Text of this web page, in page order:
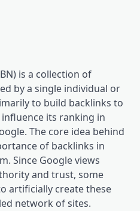
is a collection of
by a single individual or
to build backlinks to
its ranking in
The core idea behind
of backlinks in
Since Google views
and trust, some
artificially create these
network of sites.